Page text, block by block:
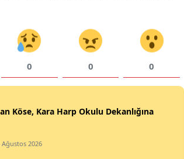
Yozgat
Aksaray
Bayburt
0 0 0
Köse, Kara Harp Okulu Dekanlığına
Ağustos 2026